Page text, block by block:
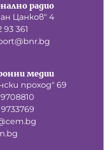
радио
Цанков" 4
93 361
медии
проход" 69